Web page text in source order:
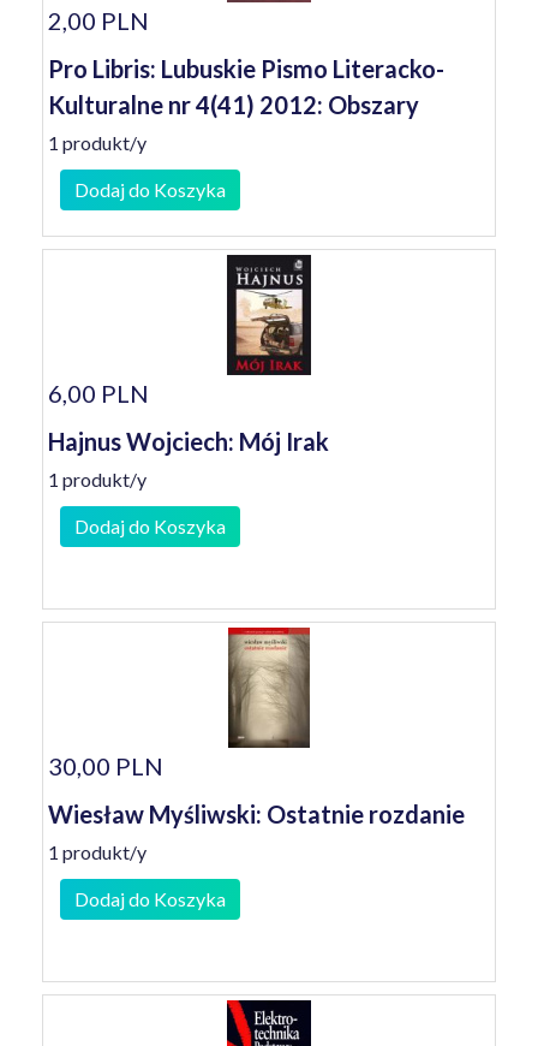
2,00 PLN
Pro Libris: Lubuskie Pismo Literacko-
Kulturalne nr 4(41) 2012: Obszary
1 produkt/y
Dodaj do Koszyka
6,00 PLN
Hajnus Wojciech: Mój Irak
1 produkt/y
Dodaj do Koszyka
30,00 PLN
Wiesław Myśliwski: Ostatnie rozdanie
1 produkt/y
Dodaj do Koszyka